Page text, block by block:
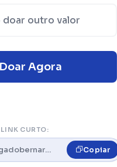
doar outro valor
Doar Agora
LINK CURTO:
apoiar.me/delegadobernardoleal Copiar